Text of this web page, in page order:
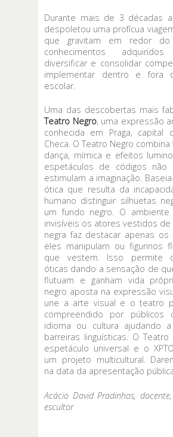
Durante mais de 3 décadas
despoletou uma profícua
que gravitam em redor
conhecimentos adquiridos
diversificar e consolidar
implementar dentro e fora
escolar.
Uma das descobertas mais
Teatro Negro, uma expressão
conhecida em Praga, capital
Checa. O Teatro Negro
dança, mímica e efeitos
espetáculos de códigos não
estimulam a imaginação.
ótica que resulta da
humano distinguir silhuetas
um fundo negro. O ambiente
invisíveis os atores vestidos
negra faz destacar apenas
eles manipulam ou figurinos
que vestem. Isso permite
óticas dando a sensação de
flutuam e ganham vida
negro aposta na expressão
une a arte visual e o teatro
compreendido por públicos
idioma ou cultura ajudando
barreiras linguísticas. O
espetáculo universal e o
um projeto multicultural.
na data da apresentação
Acácio David Pradinhos,
escultor